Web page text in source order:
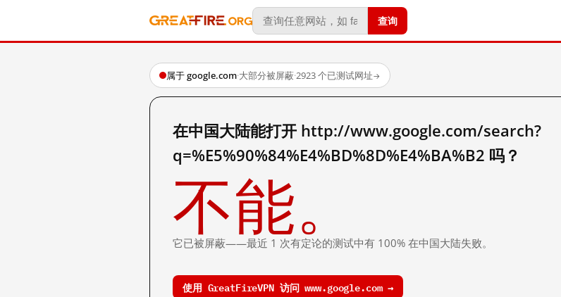
查询
属于 google.com·大部分被屏蔽·2923 个已测试网址→
在中国大陆能打开 http://www.google.com/search?
q=%E5%90%84%E4%BD%8D%E4%BA%B2 吗？
不能。
它已被屏蔽——最近 1 次有定论的测试中有 100% 在中国大陆失败。
使用 GreatFireVPN 访问 www.google.com →